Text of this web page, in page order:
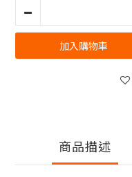
加入購物車
商品描述